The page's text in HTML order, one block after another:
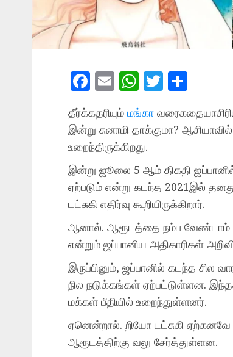
Facebook
EmailWhatsApp
Twitter
தீர்க்கதரியும் மங்கா
இன்று சுனாமி தாக்குமா?
உறைந்திருக்கிறது.
இன்று ஜூலை 5 ஆம் திகதி ஜப்பானில்
ஏற்படும் என்று கடந்த 2021இல்
டட்சுகி எதிர்வு கூறியிருக்கிறார்.
ஆனால். ஆரூடத்தை நம்ப வேண்டாம்
என்றும் ஜப்பானிய அதிகாரிகள்
இருப்பினும், ஜப்பானில் கடந்த சில
நில நடுக்கங்கள் ஏற்பட்டுள்ளன.
மக்கள் பீதியில் உறைந்துள்ளனர்.
ஏனென்றால். றியோ டட்சுகி
ஆரூடத்திற்கு வலு சேர்த்துள்ளன.